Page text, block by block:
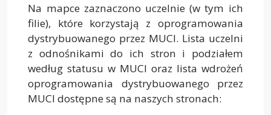
Na mapce zaznaczono uczelnie (w tym ich
filie), które korzystają z oprogramowania
dystrybuowanego przez MUCI. Lista uczelni
z odnośnikami do ich stron i podziałem
według statusu w MUCI oraz lista wdrożeń
oprogramowania dystrybuowanego przez
MUCI dostępne są na naszych stronach: